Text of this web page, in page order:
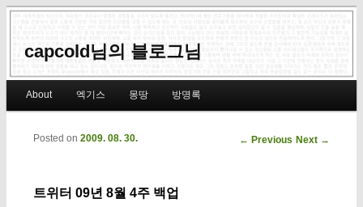
capcold님의 블로그님
Skip to primary content
Skip to secondary content
About 엑기스 몽땅 방명록
Post navigation
← Previous Next →
트위터 09년 8월 4주 백업
Posted on 2009. 08. 30.